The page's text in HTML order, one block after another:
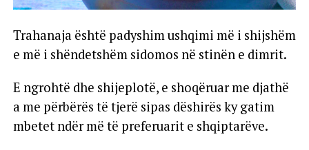
Trahanaja është padyshim ushqimi më i shijshëm
e më i shëndetshëm sidomos në stinën e dimrit.
E ngrohtë dhe shijeplotë, e shoqëruar me djathë
a me përbërës të tjerë sipas dëshirës ky gatim
mbetet ndër më të preferuarit e shqiptarëve.